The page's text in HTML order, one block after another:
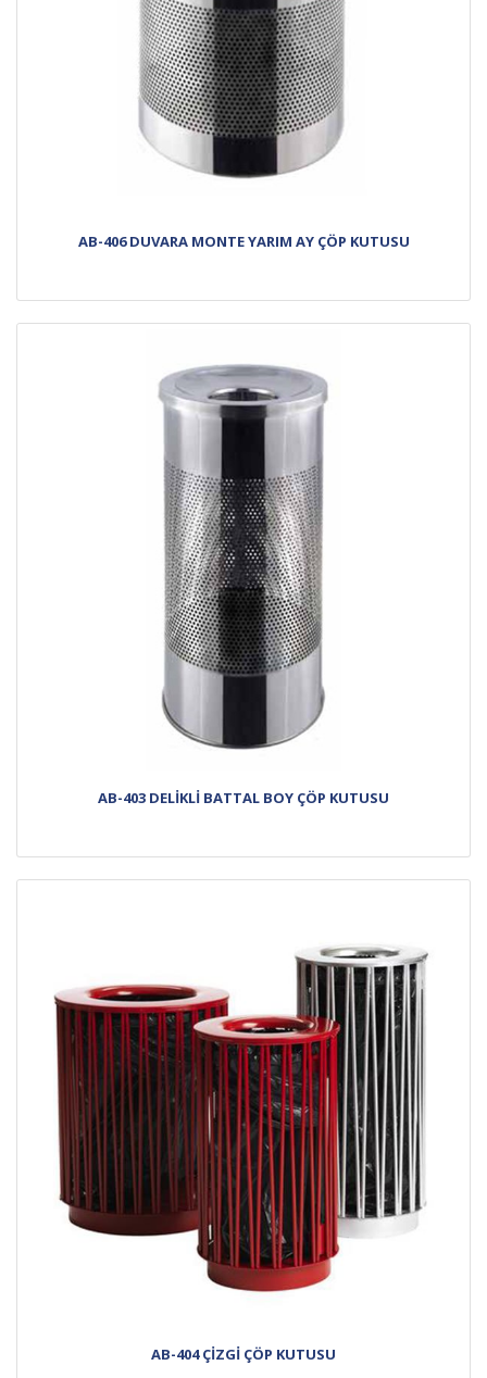
AB-406 DUVARA MONTE YARIM AY ÇÖP KUTUSU
AB-403 DELİKLİ BATTAL BOY ÇÖP KUTUSU
AB-404 ÇİZGİ ÇÖP KUTUSU